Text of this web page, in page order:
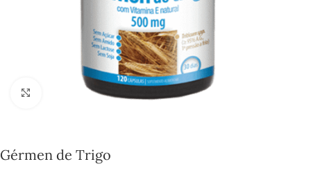
Click to enlarge
Gérmen de Trigo